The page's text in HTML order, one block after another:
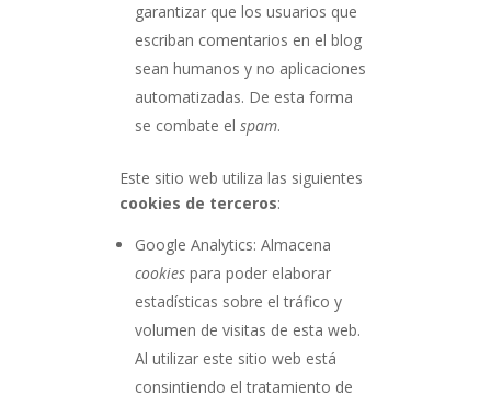
garantizar que los usuarios que
escriban comentarios en el blog
sean humanos y no aplicaciones
automatizadas. De esta forma
se combate elspam.
Este sitio web utiliza las siguientes
cookies de terceros:
Google Analytics: Almacena
cookies para poder elaborar
estadísticas sobre el tráfico y
volumen de visitas de esta web.
Al utilizar este sitio web está
consintiendo el tratamiento de